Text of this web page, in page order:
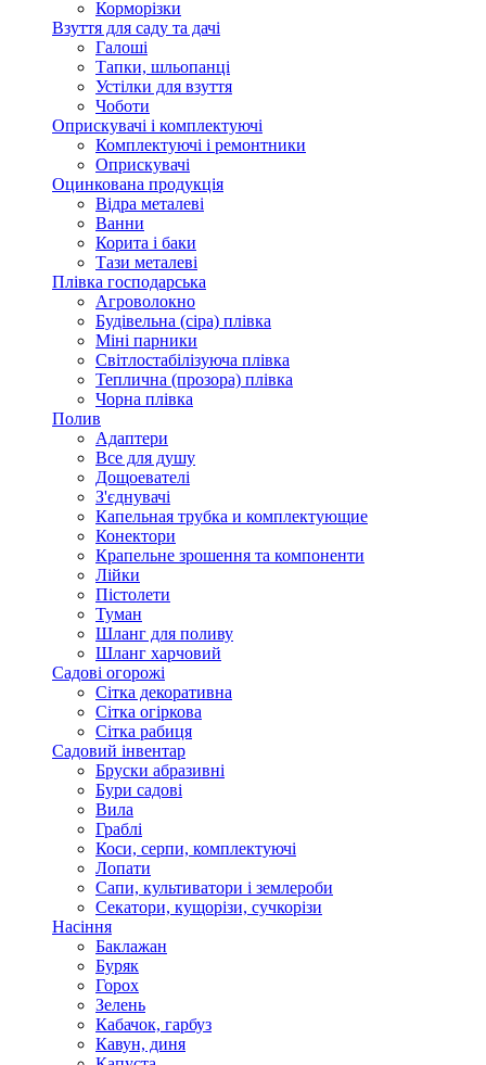
Корморізки
Взуття для саду та дачі
Галоші
Тапки, шльопанці
Устілки для взуття
Чоботи
Оприскувачі і комплектуючі
Комплектуючі і ремонтники
Оприскувачі
Оцинкована продукція
Відра металеві
Ванни
Корита і баки
Тази металеві
Плівка господарська
Агроволокно
Будівельна (сіра) плівка
Міні парники
Світлостабілізуюча плівка
Теплична (прозора) плівка
Чорна плівка
Полив
Адаптери
Все для душу
Дощоевателі
З'єднувачі
Капельная трубка и комплектующие
Конектори
Крапельне зрошення та компоненти
Лійки
Пістолети
Туман
Шланг для поливу
Шланг харчовий
Садові огорожі
Сітка декоративна
Сітка огіркова
Сітка рабиця
Садовий інвентар
Бруски абразивні
Бури садові
Вила
Граблі
Коси, серпи, комплектуючі
Лопати
Сапи, культиватори і землероби
Секатори, кущорізи, сучкорізи
Насіння
Баклажан
Буряк
Горох
Зелень
Кабачок, гарбуз
Кавун, диня